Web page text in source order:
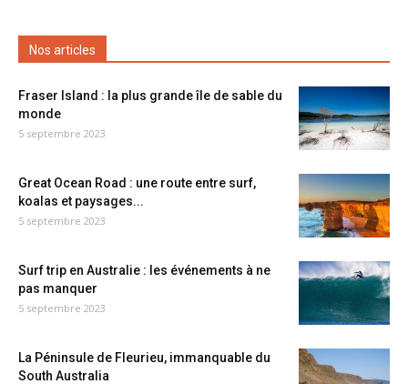
Nos articles
Fraser Island : la plus grande île de sable du
monde
5 septembre 2023
Great Ocean Road : une route entre surf,
koalas et paysages...
5 septembre 2023
Surf trip en Australie : les événements à ne
pas manquer
5 septembre 2023
La Péninsule de Fleurieu, immanquable du
South Australia